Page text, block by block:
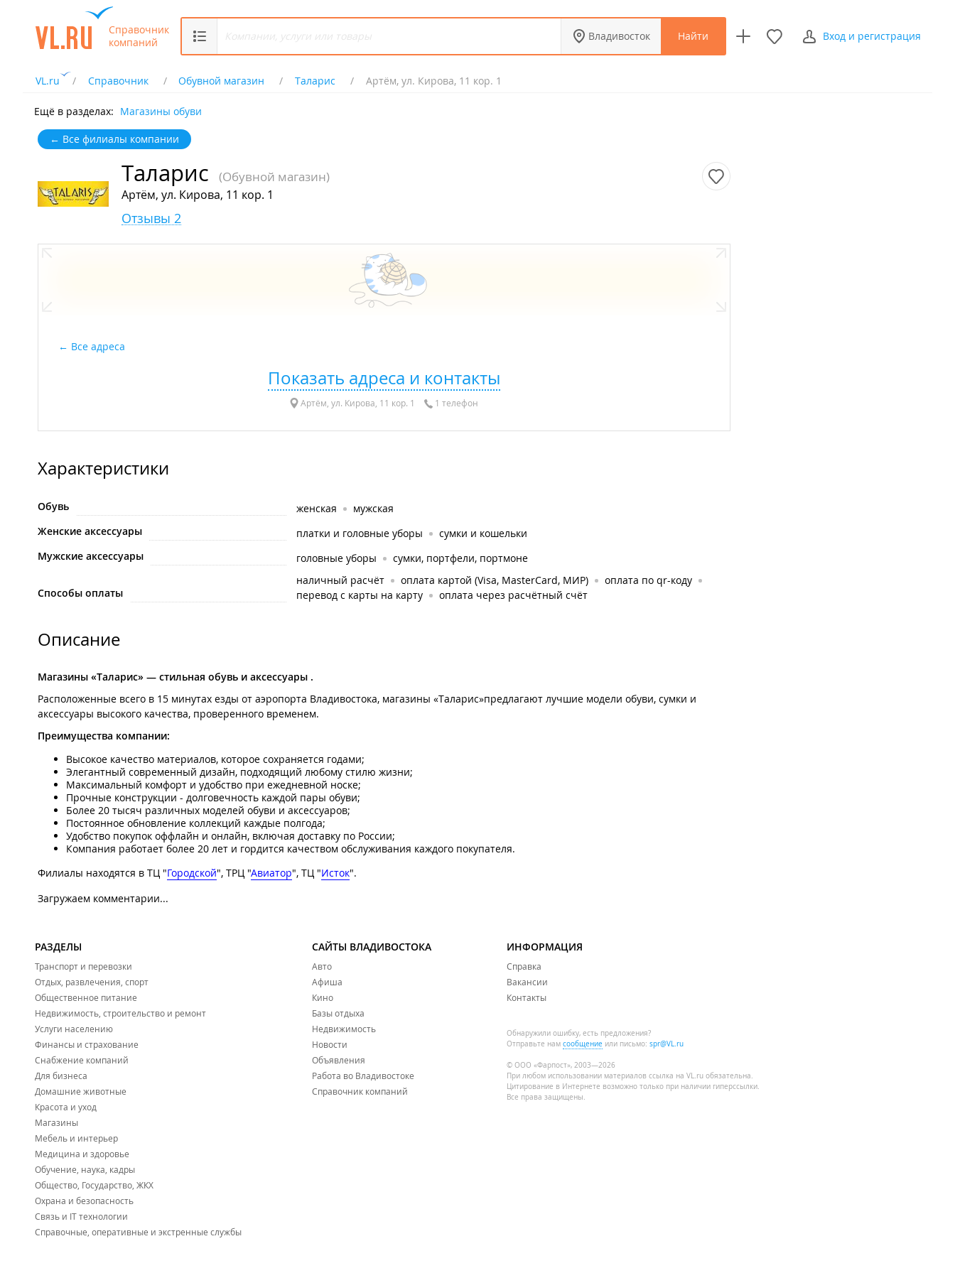
Справочник
компаний
Владивосток Найти Вход и регистрация
VL.ru Справочник Обувной магазин Таларис Артём, ул. Кирова, 11 кор. 1
Ещё в разделах: Магазины обуви
← Все филиалы компании
Таларис (Обувной магазин)
Артём, ул. Кирова, 11 кор. 1
Отзывы 2
Все адреса
Показать адреса и контакты
Артём, ул. Кирова, 11 кор. 1 1 телефон
Характеристики
Обувь женская
мужская
Женские аксессуары
платки и головные уборы
сумки и кошельки
Мужские аксессуары
головные уборы сумки, портфели, портмоне
Способы оплаты
наличный расчёт оплата картой (Visa, MasterCard, МИР)
оплата по qr-коду
перевод с карты на карту
оплата через расчётный счёт
Описание
Магазины «Таларис» — стильная обувь и аксессуары .
Расположенные всего в 15 минутах езды от аэропорта Владивостока, магазины «Таларис»предлагают лучшие модели обуви, сумки и
аксессуары высокого качества, проверенного временем.
Преимущества компании:
Высокое качество материалов, которое сохраняется годами;
Элегантный современный дизайн, подходящий любому стилю жизни;
Максимальный комфорт и удобство при ежедневной носке;
Прочные конструкции - долговечность каждой пары обуви;
Более 20 тысяч различных моделей обуви и аксессуаров;
Постоянное обновление коллекций каждые полгода;
Удобство покупок оффлайн и онлайн, включая доставку по России;
Компания работает более 20 лет и гордится качеством обслуживания каждого покупателя.
Филиалы находятся в ТЦ "Городской", ТРЦ "Авиатор", ТЦ "Исток".
Загружаем комментарии...
РАЗДЕЛЫ
Транспорт и перевозки
Отдых, развлечения, спорт
Общественное питание
Недвижимость, строительство и ремонт
Услуги населению
Финансы и страхование
Снабжение компаний
Для бизнеса
Домашние животные
Красота и уход
Магазины
Мебель и интерьер
Медицина и здоровье
Обучение, наука, кадры
Общество, Государство, ЖКХ
Охрана и безопасность
Связь и IT технологии
Справочные, оперативные и экстренные службы
САЙТЫ ВЛАДИВОСТОКА
Авто
Афиша
Кино
Базы отдыха
Недвижимость
Новости
Объявления
Работа во Владивостоке
Справочник компаний
ИНФОРМАЦИЯ
Справка
Вакансии
Контакты
Обнаружили ошибку, есть предложения?
Отправьте нам сообщение или письмо: spr@VL.ru
© ООО «Фарпост», 2003—2026
При любом использовании материалов ссылка на VL.ru обязательна.
Цитирование в Интернете возможно только при наличии гиперссылки.
Все права защищены.